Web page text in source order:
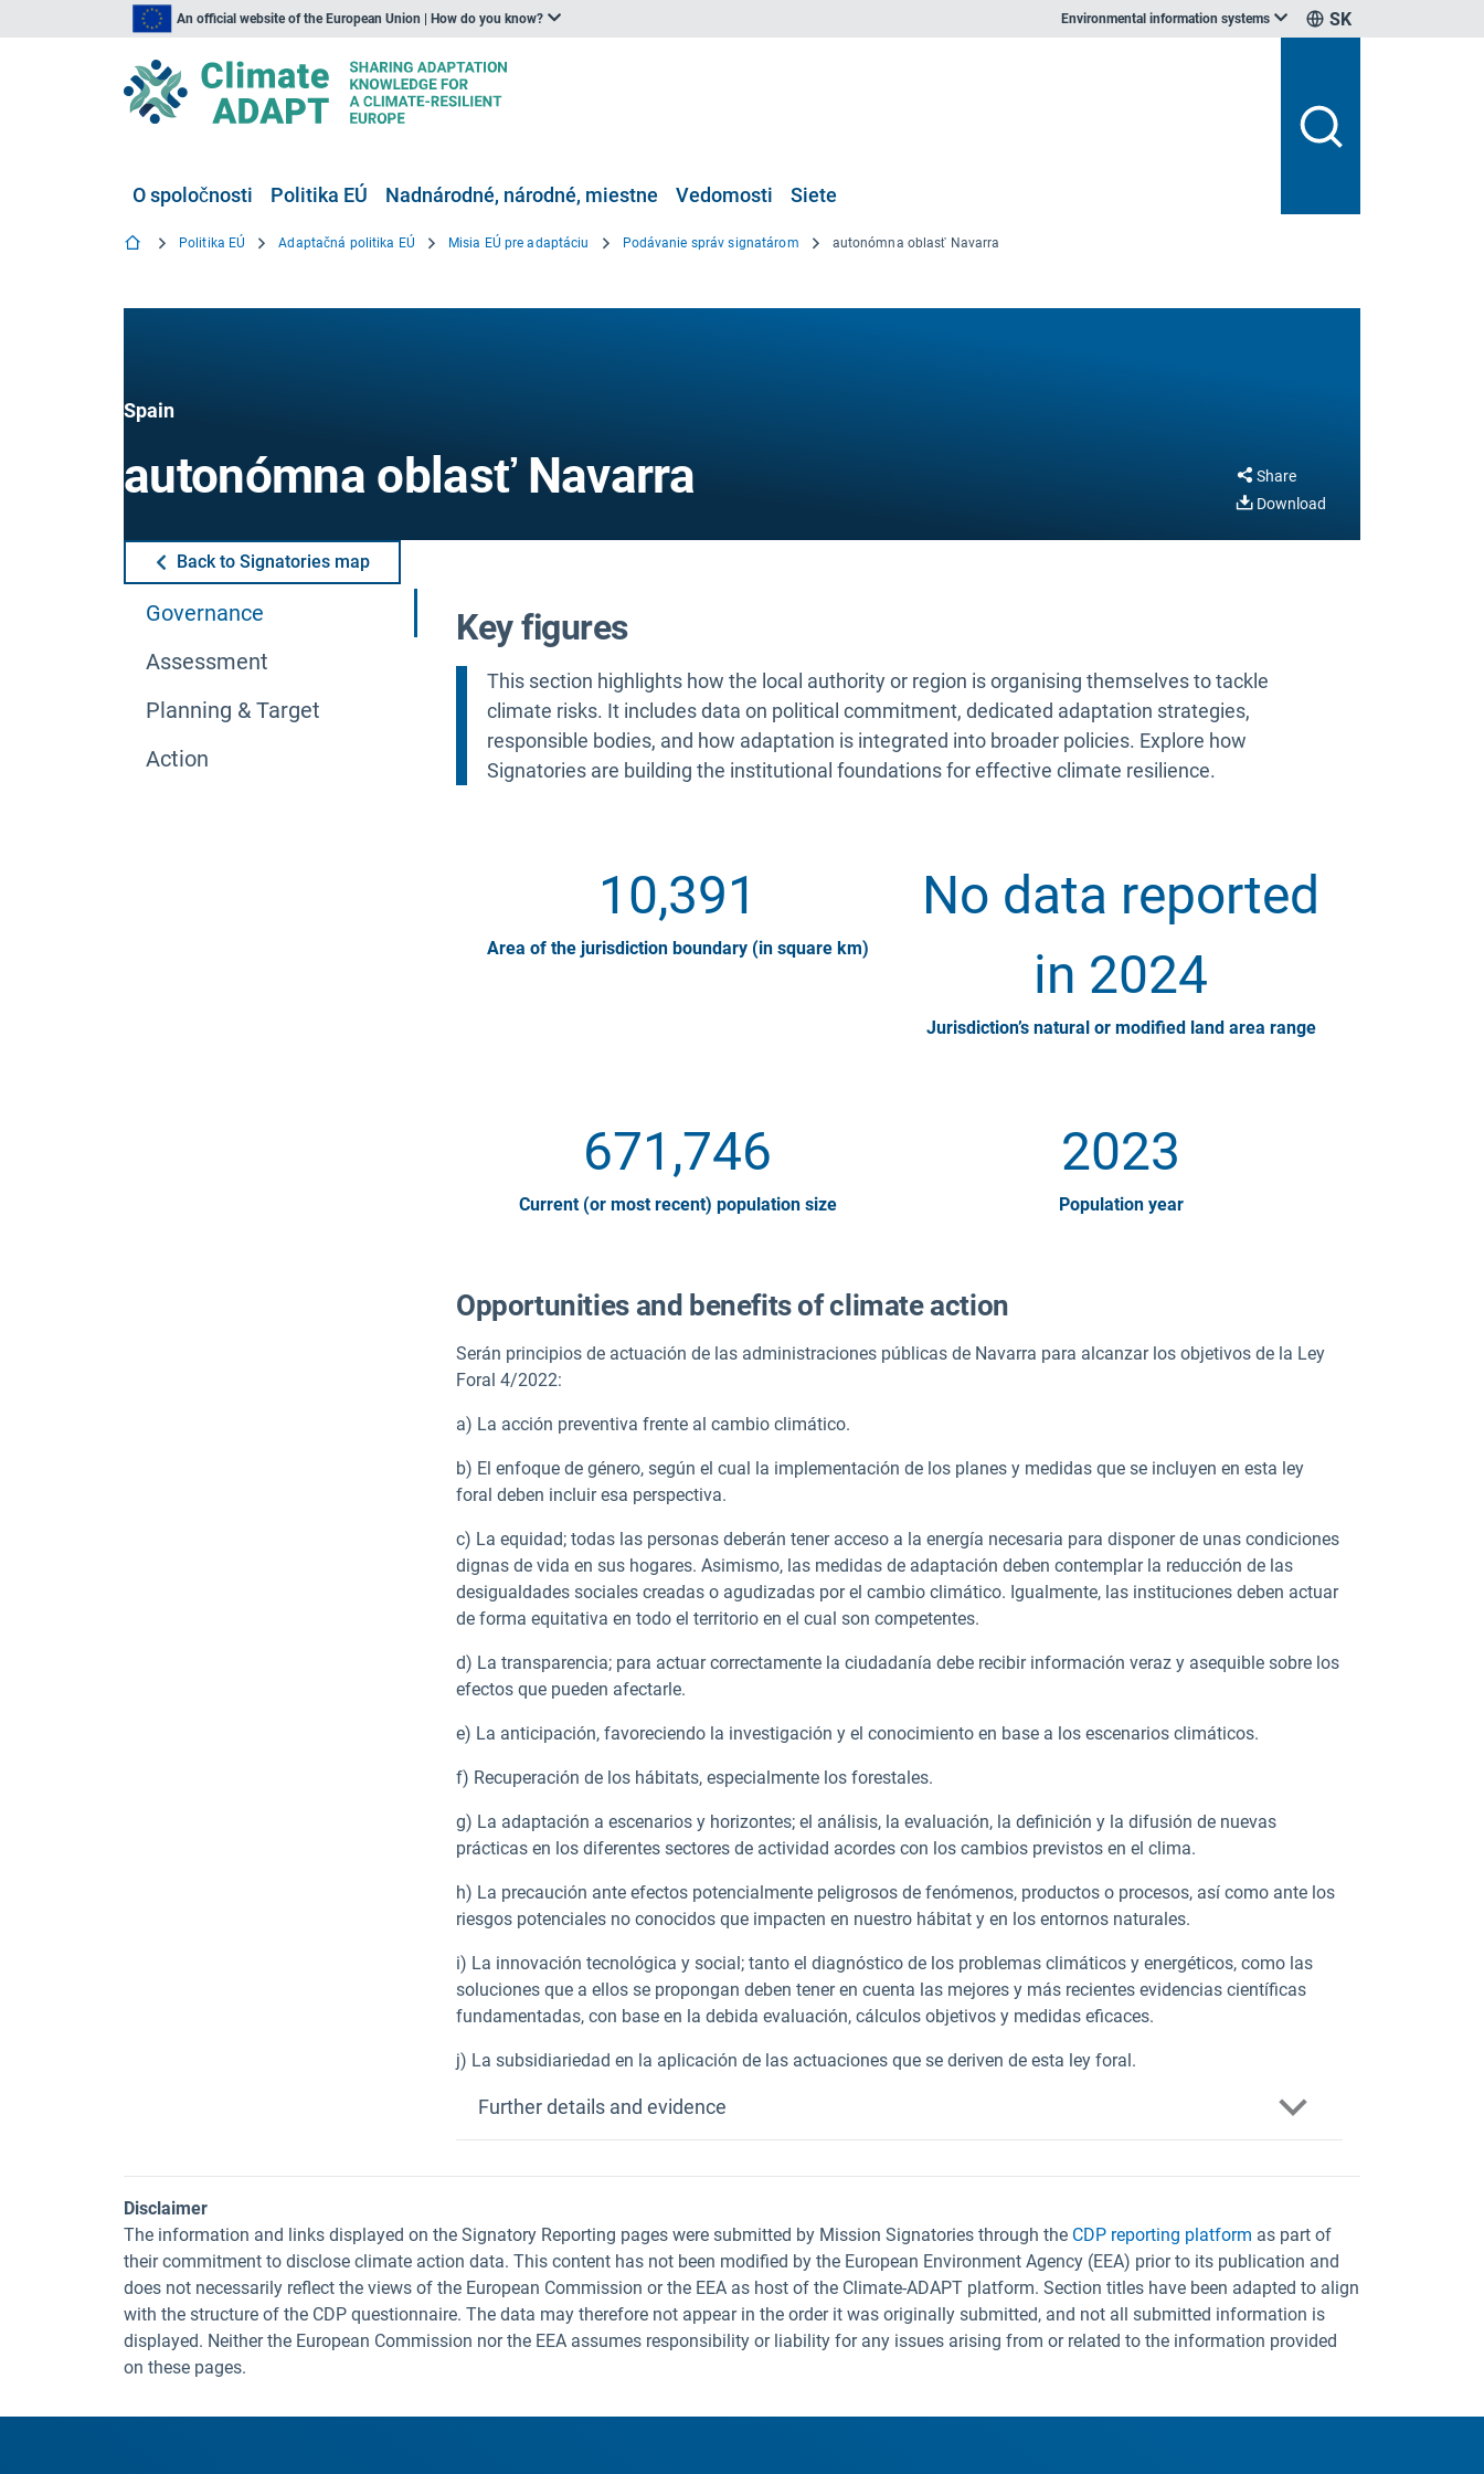
An official website of the European Union | How do you know? Environmental information systems SK
O spoločnosti Politika EÚ Nadnárodné, národné, miestne Vedomosti Siete
Politika EÚ Adaptačná politika EÚ Misia EÚ pre adaptáciu Podávanie správ signatárom autonómna oblasť Navarra
Spain
autonómna oblasť Navarra
Share
Download
Back to Signatories map
Governance
Assessment
Planning & Target
Action
Key figures
This section highlights how the local authority or region is organising themselves to tackle
climate risks. It includes data on political commitment, dedicated adaptation strategies,
responsible bodies, and how adaptation is integrated into broader policies. Explore how
Signatories are building the institutional foundations for effective climate resilience.
10,391
Area of the jurisdiction boundary (in square km)
No data reported
in 2024
Jurisdiction’s natural or modified land area range
671,746
Current (or most recent) population size
2023
Population year
Opportunities and benefits of climate action
Serán principios de actuación de las administraciones públicas de Navarra para alcanzar los objetivos de la Ley
Foral 4/2022:
a) La acción preventiva frente al cambio climático.
b) El enfoque de género, según el cual la implementación de los planes y medidas que se incluyen en esta ley
foral deben incluir esa perspectiva.
c) La equidad; todas las personas deberán tener acceso a la energía necesaria para disponer de unas condiciones
dignas de vida en sus hogares. Asimismo, las medidas de adaptación deben contemplar la reducción de las
desigualdades sociales creadas o agudizadas por el cambio climático. Igualmente, las instituciones deben actuar
de forma equitativa en todo el territorio en el cual son competentes.
d) La transparencia; para actuar correctamente la ciudadanía debe recibir información veraz y asequible sobre los
efectos que pueden afectarle.
e) La anticipación, favoreciendo la investigación y el conocimiento en base a los escenarios climáticos.
f) Recuperación de los hábitats, especialmente los forestales.
g) La adaptación a escenarios y horizontes; el análisis, la evaluación, la definición y la difusión de nuevas
prácticas en los diferentes sectores de actividad acordes con los cambios previstos en el clima.
h) La precaución ante efectos potencialmente peligrosos de fenómenos, productos o procesos, así como ante los
riesgos potenciales no conocidos que impacten en nuestro hábitat y en los entornos naturales.
i) La innovación tecnológica y social; tanto el diagnóstico de los problemas climáticos y energéticos, como las
soluciones que a ellos se propongan deben tener en cuenta las mejores y más recientes evidencias científicas
fundamentadas, con base en la debida evaluación, cálculos objetivos y medidas eficaces.
j) La subsidiariedad en la aplicación de las actuaciones que se deriven de esta ley foral.
Further details and evidence
Disclaimer
The information and links displayed on the Signatory Reporting pages were submitted by Mission Signatories through the CDP reporting platform as part of
their commitment to disclose climate action data. This content has not been modified by the European Environment Agency (EEA) prior to its publication and
does not necessarily reflect the views of the European Commission or the EEA as host of the Climate-ADAPT platform. Section titles have been adapted to align
with the structure of the CDP questionnaire. The data may therefore not appear in the order it was originally submitted, and not all submitted information is
displayed. Neither the European Commission nor the EEA assumes responsibility or liability for any issues arising from or related to the information provided
on these pages.